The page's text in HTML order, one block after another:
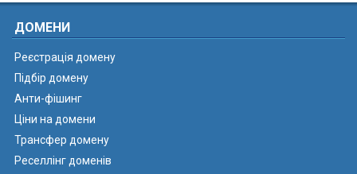
ДОМЕНИ
Реєстрація домену
Підбір домену
Анти-фішинг
Ціни на домени
Трансфер домену
Реселлінг доменів